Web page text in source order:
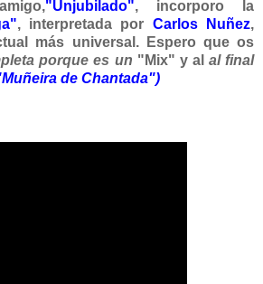
"Unjubilado", incorporo la
,interpretada por Carlos Nuñez,
más universal. Espero que os
porque es un "Mix" y al al final
de Chantada")